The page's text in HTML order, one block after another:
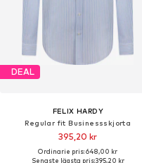
DEAL
FELIX HARDY
Regular fit Businessskjorta
395,20 kr
Ordinarie pris: 648,00 kr
Senaste lägsta pris:395,20 kr